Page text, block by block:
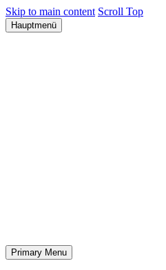
Skip to main content Scroll Top
Hauptmenü
Primary Menu